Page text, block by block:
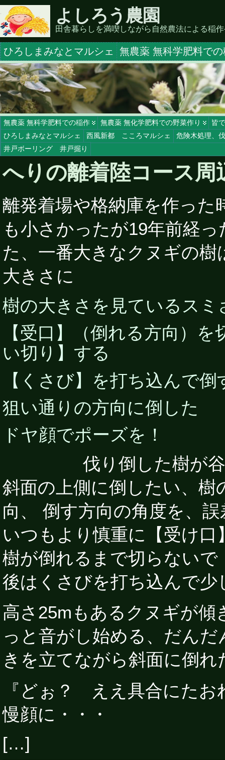
よしろう農園
田舎暮らしを満喫しながら自然農法による稲
ひろしまみなとマルシェ 無農薬 無科学肥料で
無農薬 無科学肥料での稲作 無農薬 無化学肥料での野菜作り
皆
ひろしまみなとマルシェ
西風新都 こころマルシェ
危険木処理、
井戸ボーリング 井戸掘り
へりの離着陸コース周
離発着場や格納庫を作った
も小さかったが19年前経
た、一番大きなクヌギの
大きさに
樹の大きさを見ているスミ
【受口】（倒れる方向）
い切り】する
【くさび】を打ち込んで倒
狙い通りの方向に倒した
ドヤ顔でポーズを！
伐り倒した樹が谷に
斜面の上側に倒したい、樹
向、 倒す方向の角度を、
いつもより慎重に【受け
樹が倒れるまで切らない
後はくさびを打ち込んで
高さ25mもあるクヌギが
っと音がし始める、だん
きを立てながら斜面に倒れ
『どぉ？ ええ具合にたお
慢顔に・・・
[…]